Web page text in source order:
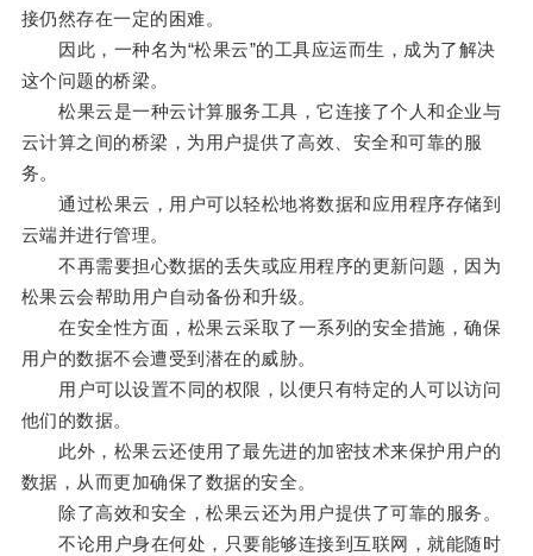
接仍然存在一定的困难。
因此，一种名为“松果云”的工具应运而生，成为了解决
这个问题的桥梁。
松果云是一种云计算服务工具，它连接了个人和企业与
云计算之间的桥梁，为用户提供了高效、安全和可靠的服
务。
通过松果云，用户可以轻松地将数据和应用程序存储到
云端并进行管理。
不再需要担心数据的丢失或应用程序的更新问题，因为
松果云会帮助用户自动备份和升级。
在安全性方面，松果云采取了一系列的安全措施，确保
用户的数据不会遭受到潜在的威胁。
用户可以设置不同的权限，以便只有特定的人可以访问
他们的数据。
此外，松果云还使用了最先进的加密技术来保护用户的
数据，从而更加确保了数据的安全。
除了高效和安全，松果云还为用户提供了可靠的服务。
不论用户身在何处，只要能够连接到互联网，就能随时